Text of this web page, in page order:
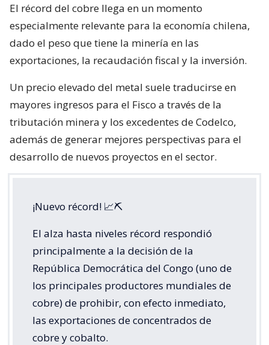
El récord del cobre llega en un momento
especialmente relevante para la economía chilena,
dado el peso que tiene la minería en las
exportaciones, la recaudación fiscal y la inversión.
Un precio elevado del metal suele traducirse en
mayores ingresos para el Fisco a través de la
tributación minera y los excedentes de Codelco,
además de generar mejores perspectivas para el
desarrollo de nuevos proyectos en el sector.
¡Nuevo récord! 📈⛏️
El alza hasta niveles récord respondió
principalmente a la decisión de la
República Democrática del Congo (uno de
los principales productores mundiales de
cobre) de prohibir, con efecto inmediato,
las exportaciones de concentrados de
cobre y cobalto.